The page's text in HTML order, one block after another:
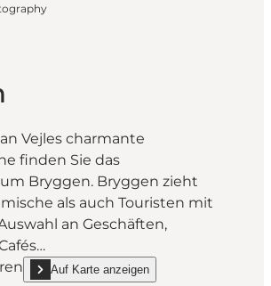
Vejles charmante
finden Sie das
Bryggen. Bryggen zieht
als auch Touristen mit
an Geschäften,
"Bryggen"Auf Karte anzeigen
show Bryggen on_map